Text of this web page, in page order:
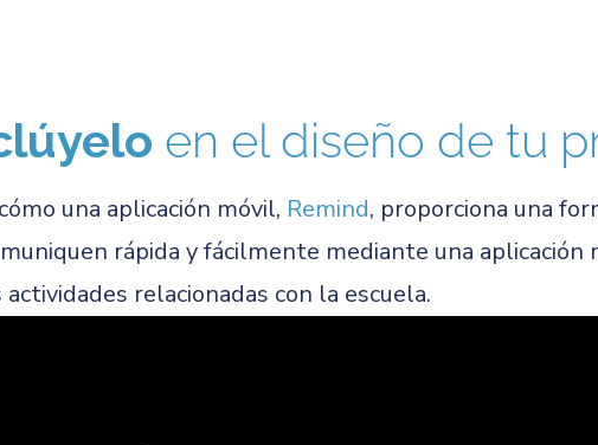
en el diseño de tu
una aplicación móvil, Remind, proporciona una
rápida y fácilmente mediante una
relacionadas con la escuela.